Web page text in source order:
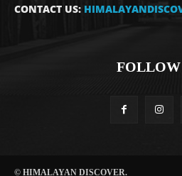
CONTACT US:
FOLLOW
© HIMALAYAN DISCOVER.